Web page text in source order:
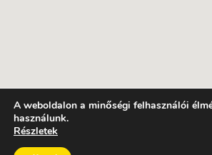
A weboldalon a minőségi felhasználói
használunk.
Részletek